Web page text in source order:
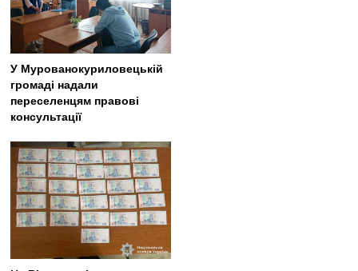
У Мурованокуриловецькій
громаді надали
переселенцям правові
консультації